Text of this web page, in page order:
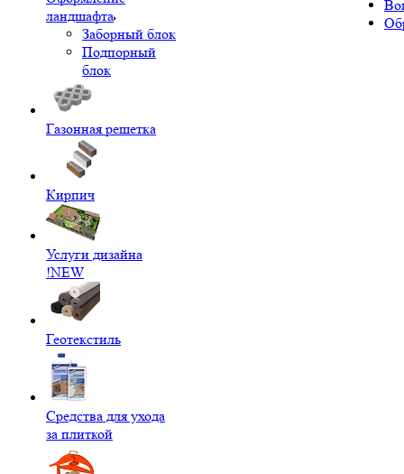
ландшафта
Заборный блок
Подпорный
блок
Газонная решетка
Кирпич
Услуги дизайна
!NEW
Геотекстиль
Средства для ухода
за плиткой